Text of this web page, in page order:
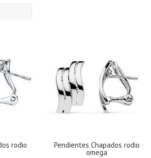
rodio Pendientes Chapados rodio
omega